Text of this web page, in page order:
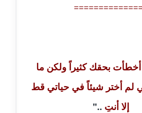
السعيد
فاروق
بحقك كثيراً ولكن ما
لم أختر شيئاً في حياتي قط
إلا أنتِ .."